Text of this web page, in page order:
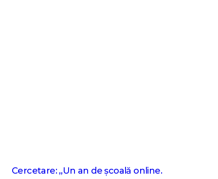
Cercetare: „Un an de școală online.